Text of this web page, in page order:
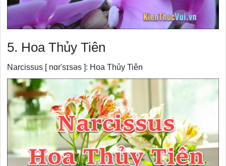
5. Hoa Thủy Tiên
Narcissus [ nɑr'sɪsəs ]: Hoa Thủy Tiên